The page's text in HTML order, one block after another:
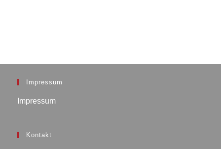
Impressum
Impressum
Kontakt